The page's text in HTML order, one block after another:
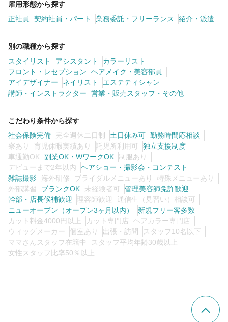
雇用形態から探す
正社員
契約社員・パート 業務委託・フリーランス 紹介・派遣
別の職種から探す
スタイリスト
アシスタント
カラーリスト
フロント・レセプション
ヘアメイク・美容部員
アイデザイナー
ネイリスト
エステティシャン
講師・インストラクター
営業・販売スタッフ・その他
こだわり条件から探す
社会保険完備
完全週休二日制 土日休み可 勤務時間応相談
寮あり
育児休暇実績あり 託児所利用可
独立支援制度
車通勤OK 副業OK・WワークOK 制服あり
デビューまで2年以内
ヘアショー・撮影会・コンテスト
雑誌撮影 海外研修 ブライダルメニューあり
特殊メニューあり
外部講習
ブランクOK 未経験者可
管理美容師免許歓迎
幹部・店長候補歓迎
理容師歓迎
通信生（見習い）相談可
ニューオープン（オープン3ヶ月以内）
新規フリー客多数
カット料金4000円以上
カット専門店
ヘアカラー専門店
ウィッグメーカー
個室あり 出張・訪問
スタッフ10名以下
ママさんスタッフ在籍中
スタッフ平均年齢30歳以上
女性スタッフ比率50％以上